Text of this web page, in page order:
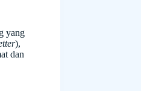
yang
),
dan